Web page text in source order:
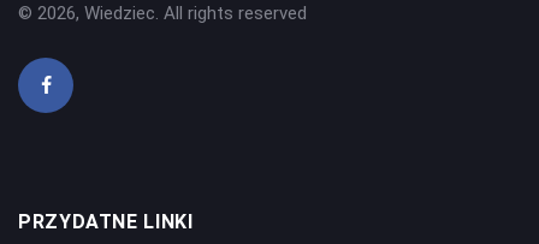
© 2026, Wiedziec. All rights reserved
PRZYDATNE LINKI